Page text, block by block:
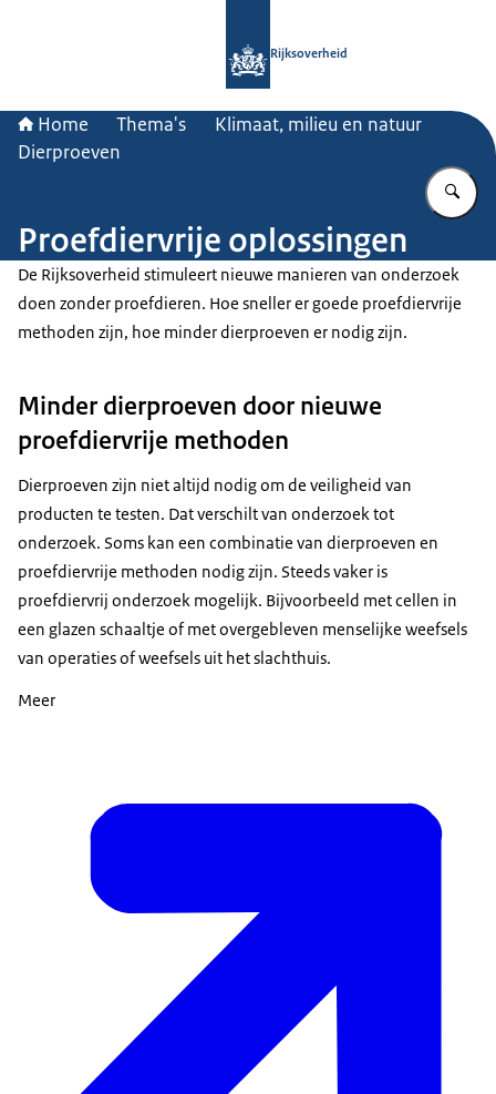
Rijksoverheid
Home Thema's
Klimaat, milieu en natuur
Dierproeven
Proefdiervrije oplossingen
De Rijksoverheid stimuleert nieuwe manieren van onderzoek
doen zonder proefdieren. Hoe sneller er goede proefdiervrije
methoden zijn, hoe minder dierproeven er nodig zijn.
Minder dierproeven door nieuwe
proefdiervrije methoden
Dierproeven zijn niet altijd nodig om de veiligheid van
producten te testen. Dat verschilt van onderzoek tot
onderzoek. Soms kan een combinatie van dierproeven en
proefdiervrije methoden nodig zijn. Steeds vaker is
proefdiervrij onderzoek mogelijk. Bijvoorbeeld met cellen in
een glazen schaaltje of met overgebleven menselijke weefsels
van operaties of weefsels uit het slachthuis.
Meer